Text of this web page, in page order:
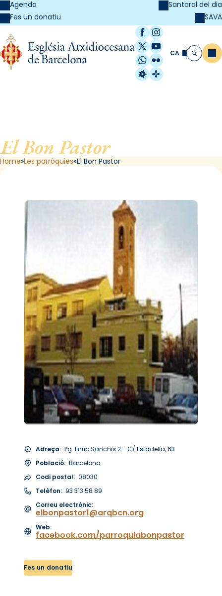
Agenda
Fes un donatiu
Santoral del dia
SAVA
Facebook
Instagram
X / Twitter
YouTube
WhatsApp
Flickr
Radio Estel
Catalunya
CA Cerca
El Bon Pastor, de Barcelona
Home Les parròquies El Bon Pastor
Adreça: Pg. Enric Sanchis 2 - C/ Estadella, 63
Població: Barcelona
Codi postal: 08030
Telèfon: 93 313 58 89
Correu electrònic:
elbonpastor1@arqbcn.org
Web:
facebook.com/parroquiabonpastor
Fes un donatiu